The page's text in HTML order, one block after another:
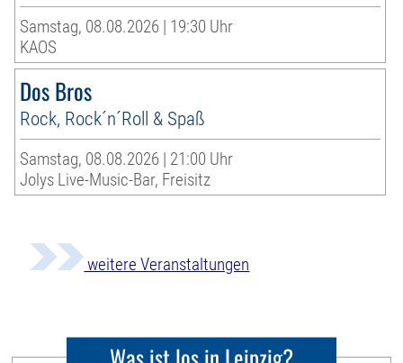
Samstag, 08.08.2026 | 19:30 Uhr
KAOS
Dos Bros
Rock, Rock´n´Roll & Spaß
Samstag, 08.08.2026 | 21:00 Uhr
Jolys Live-Music-Bar, Freisitz
weitere Veranstaltungen